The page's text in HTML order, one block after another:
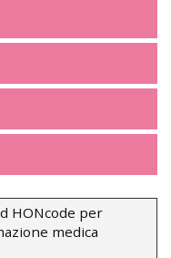
HONcode per
medica